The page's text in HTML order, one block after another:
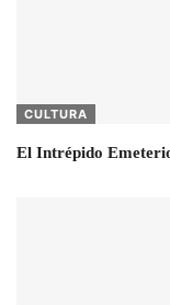
CULTURA
El Intrépido